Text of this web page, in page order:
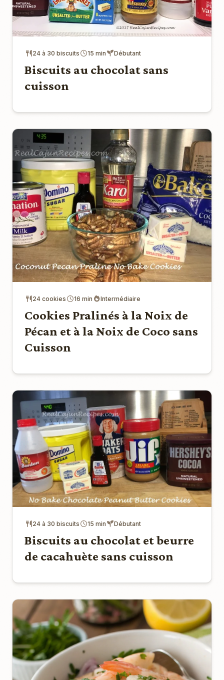
24 à 30 biscuits 15 min Débutant
Biscuits au chocolat sans
cuisson
24 cookies 16 min Intermédiaire
Cookies Pralinés à la Noix de
Pécan et à la Noix de Coco sans
Cuisson
24 à 30 biscuits 15 min Débutant
Biscuits au chocolat et beurre
de cacahuète sans cuisson